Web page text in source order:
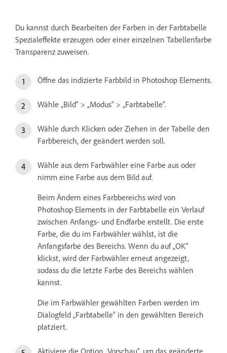
Du kannst durch Bearbeiten der Farben in der Farbtabelle
Spezialeffekte erzeugen oder einer einzelnen Tabellenfarbe
Transparenz zuweisen.
Öffne das indizierte Farbbild in Photoshop Elements.
Wähle „Bild“ > „Modus“ > „Farbtabelle“.
Wähle durch Klicken oder Ziehen in der Tabelle den
Farbbereich, der geändert werden soll.
Wähle aus dem Farbwähler eine Farbe aus oder
nimm eine Farbe aus dem Bild auf.
Beim Ändern eines Farbbereichs wird von
Photoshop Elements in der Farbtabelle ein Verlauf
zwischen Anfangs- und Endfarbe erstellt. Die erste
Farbe, die du im Farbwähler wählst, ist die
Anfangsfarbe des Bereichs. Wenn du auf „OK“
klickst, wird der Farbwähler erneut angezeigt,
sodass du die letzte Farbe des Bereichs wählen
kannst.
Die im Farbwähler gewählten Farben werden im
Dialogfeld „Farbtabelle“ in den gewählten Bereich
platziert.